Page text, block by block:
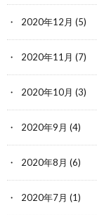
2020年12月 (5)
2020年11月 (7)
2020年10月 (3)
2020年9月 (4)
2020年8月 (6)
2020年7月 (1)